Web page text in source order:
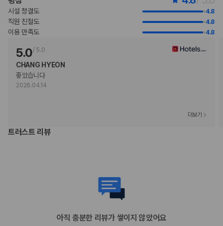
인근 건물에서 진행되는 공사로 인해 소음이 발생할 수 있습니다.
고객의 안전을 위해 모든 거래 시 현금 없이 결제 가능 등의 조치를 시행 중
입니다.
부가 정보
추가 안내사항
기타 선택사항
추가 요금 지불 시 늦은 체크아웃 가능(객실 이용 상황에 따라 다름)
직불카드 결제 불가
시설 청결도 4.8
직원 친절도 4.8
이용 만족도 4.8
5.0/ 5.0
CHANG HYEON
좋았습니다
2026.04.14
더보기
트러스트 리뷰
아직 충분한 리뷰가 쌓이지 않았어요